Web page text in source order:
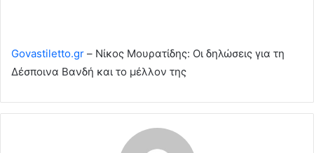
Govastiletto.gr – Νίκος Μουρατίδης: Οι δηλώσεις για τη
Δέσποινα Βανδή και το μέλλον της